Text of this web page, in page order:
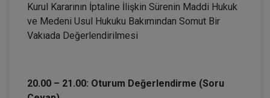
Kurul Kararının İptaline İlişkin Sürenin Maddi Hukuk
ve Medeni Usul Hukuku Bakımından Somut Bir
Vakıada Değerlendirilmesi
20.00 – 21.00: Oturum Değerlendirme (Soru